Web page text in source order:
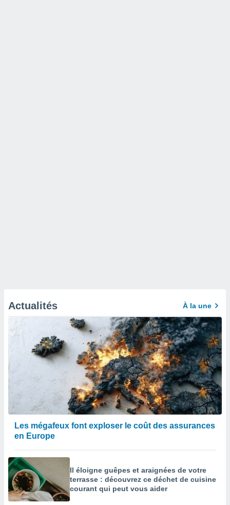
Actualités À la une
Les mégafeux font exploser le coût des assurances
en Europe
Il éloigne guêpes et araignées de votre
terrasse : découvrez ce déchet de cuisine
courant qui peut vous aider